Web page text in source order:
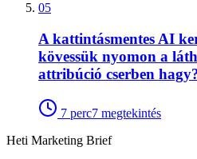
05
A kattintásmentes AI
kövessük nyomon a
attribúció cserben
7 perc7 megtekintés
Heti Marketing Brief